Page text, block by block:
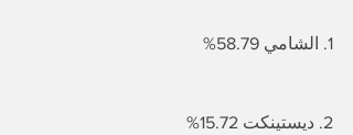
1. الشامي 58.79%
2. ديستينكت 15.72%